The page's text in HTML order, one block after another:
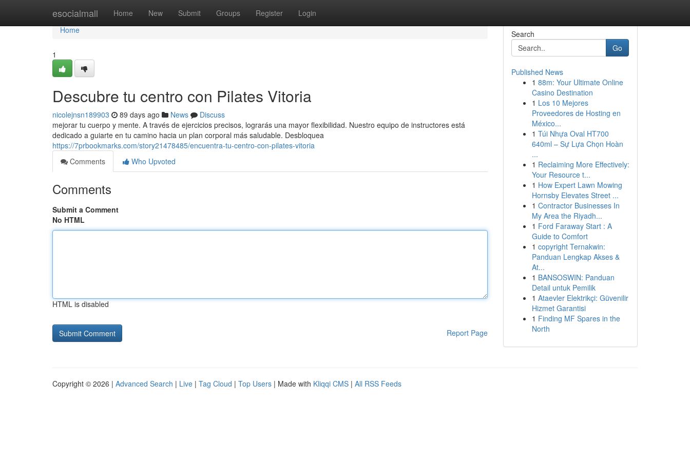
esocialmall Home New Submit Groups Register Login
Home
Home
1
Descubre tu centro con Pilates Vitoria
nicolejnsn189903 89 days ago News
Discuss
mejorar tu cuerpo y mente. A través de ejercicios precisos, lograrás una mayor flexibilidad. Nuestro equipo de instructores está
dedicado a guiarte en tu camino hacia un plan corporal más saludable. Desbloquea
https://7prbookmarks.com/story21478485/encuentra-tu-centro-con-pilates-vitoria
Comments
Who Upvoted
Comments
Submit a Comment
No HTML
HTML is disabled
Report Page
Search
Go
Published News
1 88m: Your Ultimate Online
Casino Destination
1 Los 10 Mejores
Proveedores de Hosting en
México...
1 Túi Nhựa Oval HT700
640ml – Sự Lựa Chọn Hoàn
...
1 Reclaiming More Effectively:
Your Resource t...
1 How Expert Lawn Mowing
Hornsby Elevates Street ...
1 Contractor Businesses In
My Area the Riyadh...
1 Ford Faraway Start : A
Guide to Comfort
1 copyright Ternakwin:
Panduan Lengkap Akses &
At...
1 BANSOSWIN: Panduan
Detail untuk Pemilik
1 Ataevler Elektrikçi: Güvenilir
Hizmet Garantisi
1 Finding MF Spares in the
North
Copyright © 2026 | Advanced Search | Live | Tag Cloud | Top Users | Made with Kliqqi CMS | All RSS Feeds